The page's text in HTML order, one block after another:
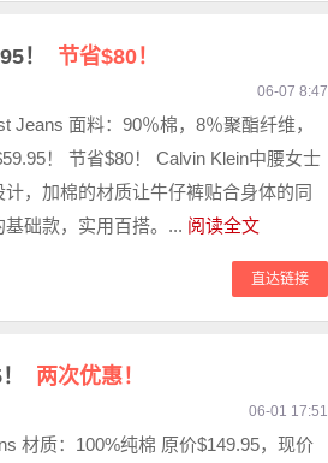
！ 节省$80！
06-07 8:47
Jeans 面料：90％棉，8％聚酯纤维，
！ 节省$80！ Calvin Klein中腰女士
，加棉的材质让牛仔裤贴合身体的同
础款，实用百搭。... 阅读全文
直达链接
两次优惠！
06-01 17:51
材质：100%纯棉 原价$149.95，现价